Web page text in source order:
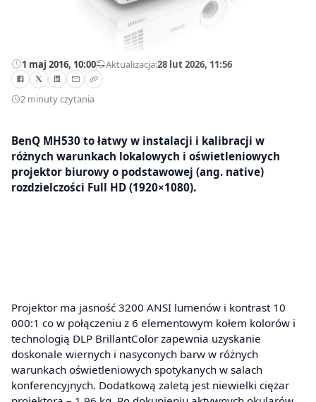
1 maj 2016, 10:00—Aktualizacja:28 lut 2026, 11:56
2 minuty czytania
BenQ MH530 to łatwy w instalacji i kalibracji w
różnych warunkach lokalowych i oświetleniowych
projektor biurowy o podstawowej (ang. native)
rozdzielczości Full HD (1920×1080).
Projektor ma jasność 3200 ANSI lumenów i kontrast 10
000:1 co w połączeniu z 6 elementowym kołem kolorów i
technologią DLP BrillantColor zapewnia uzyskanie
doskonale wiernych i nasyconych barw w różnych
warunkach oświetleniowych spotykanych w salach
konferencyjnych. Dodatkową zaletą jest niewielki ciężar